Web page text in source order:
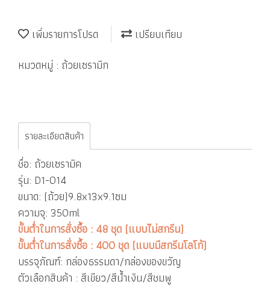
เพิ่มรายการโปรด
เปรียบเทียบ
หมวดหมู่ : ถ้วยเซรามิก
รายละเอียดสินค้า
ชื่อ: ถ้วยเซรามิค
รุ่น: D1-014
ขนาด: (ถ้วย)9.8x13x9.1ซม
ความจุ: 350ml
ขั้นต่ำในการสั่งซื้อ : 48 ชุด (แบบไม่สกรีน)
ขั้นต่ำในการสั่งซื้อ : 400 ชุด (แบบมีสกรีนโลโก้)
บรรจุภัณฑ์: กล่องธรรมดา/กล่องของขวัญ
ตัวเลือกสินค้า : สีเขียว/สีน้ำเงิน/สีชมพู